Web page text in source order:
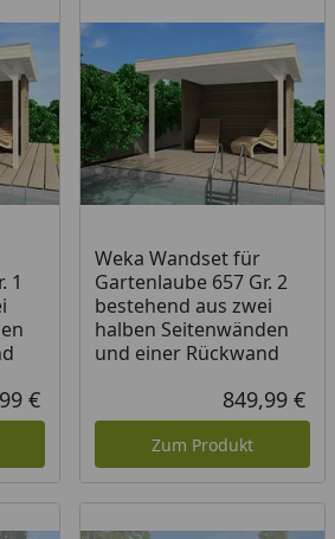
1
Aktueller Preis
€
Weka Wandset für
Gartenlaube 657 Gr. 2
bestehend aus zwei
halben Seitenwänden
und einer Rückwand
849,99 €
Zum Produkt